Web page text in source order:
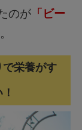
のが 「ビー
栄養がす